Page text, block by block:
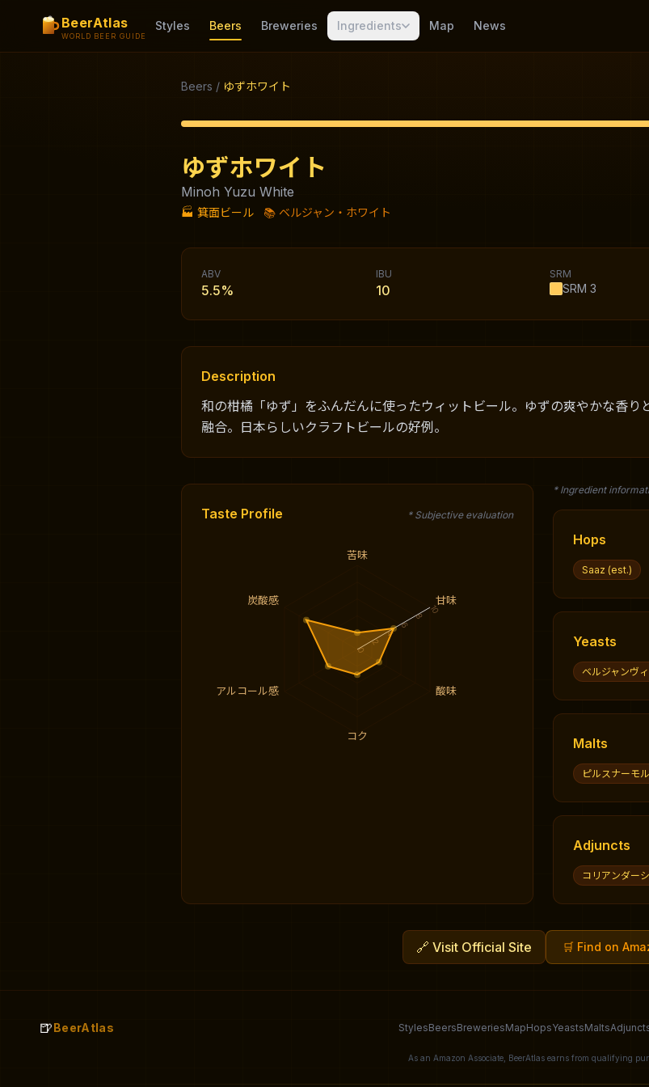
BeerAtlas
WORLD BEER GUIDE
Styles Beers Breweries Ingredients Map News
Beers / ゆずホワイト
ゆずホワイト
Minoh Yuzu White
🏭 箕面ビール 📚 ベルジャン・ホワイト
ABV
5.5%
IBU
10
SRM
SRM 3
Description
和の柑橘「ゆず」をふんだんに使ったウィットビール。ゆずの爽やかな香り
融合。日本らしいクラフトビールの好例。
Taste Profile * Subjective evaluation
苦味
甘味
酸味
コク
アルコール感
炭酸感
0
2
4
6
8
10
* Ingredient
Hops
Saaz (est.)
Yeasts
ベルジャンヴ
Malts
ピルスナーモ
Adjuncts
コリアンダー
🔗 Visit Official Site 🛒 Find on
🍺BeerAtlas StylesBeersBreweriesMapHopsYeastsMalts
As an Amazon Associate, BeerAtlas earns from qualifying